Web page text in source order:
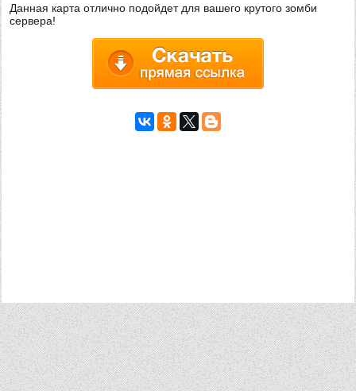
Данная карта отлично подойдет для вашего крутого зомби
сервера!